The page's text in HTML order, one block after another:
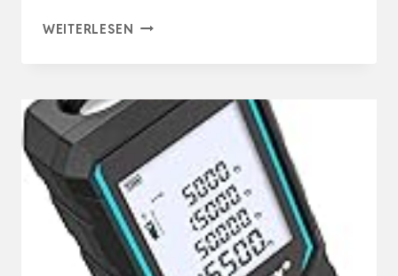
WEITERLESEN BOSCH
ENTFERNUNGSMESSER
GLM
50-
27
C
(REICHWEITE:
BIS